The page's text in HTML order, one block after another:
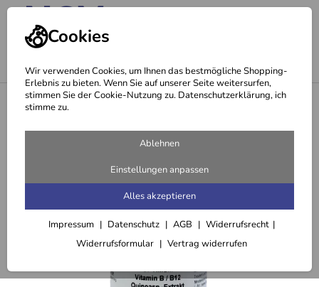
Cookies
Wir verwenden Cookies, um Ihnen das bestmögliche Shopping-
Erlebnis zu bieten. Wenn Sie auf unserer Seite weitersurfen,
stimmen Sie der Cookie-Nutzung zu. Datenschutzerklärung, ich
stimme zu.
Ablehnen
Einstellungen anpassen
Alles akzeptieren
Impressum Datenschutz AGB
Widerrufsrecht
Widerrufsformular
Vertrag widerrufen
13